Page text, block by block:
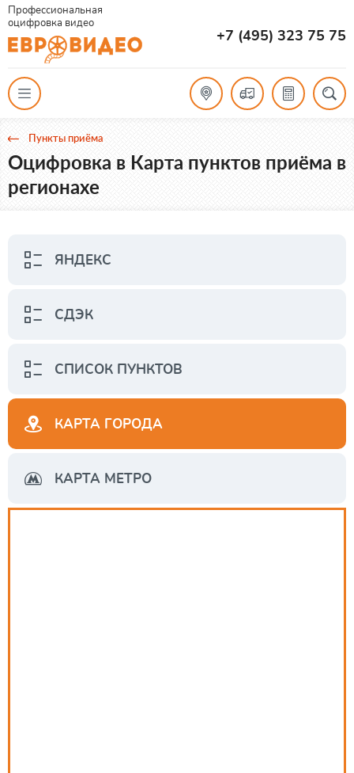
Профессиональная
оцифровка видео
+7 (495) 323 75 75
Пункты приёма
Оцифровка в Карта пунктов приёма в
регионахе
ЯНДЕКС
СДЭК
СПИСОК ПУНКТОВ
КАРТА ГОРОДА
КАРТА МЕТРО